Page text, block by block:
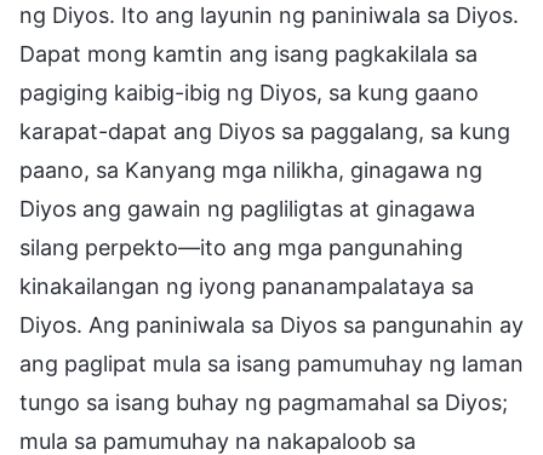
ng Diyos. Ito ang layunin ng paniniwala sa Diyos.
Dapat mong kamtin ang isang pagkakilala sa
pagiging kaibig-ibig ng Diyos, sa kung gaano
karapat-dapat ang Diyos sa paggalang, sa kung
paano, sa Kanyang mga nilikha, ginagawa ng
Diyos ang gawain ng pagliligtas at ginagawa
silang perpekto—ito ang mga pangunahing
kinakailangan ng iyong pananampalataya sa
Diyos. Ang paniniwala sa Diyos sa pangunahin ay
ang paglipat mula sa isang pamumuhay ng laman
tungo sa isang buhay ng pagmamahal sa Diyos;
mula sa pamumuhay na nakapaloob sa